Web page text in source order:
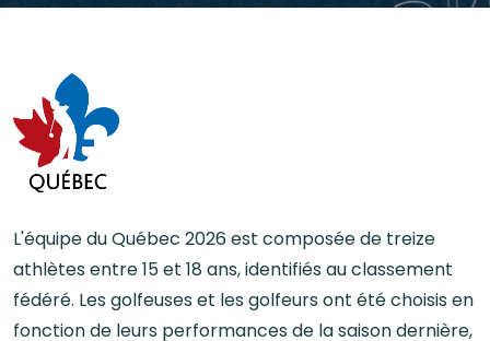
L'équipe du Québec 2026 est composée de treize
athlètes entre 15 et 18 ans, identifiés au classement
fédéré. Les golfeuses et les golfeurs ont été choisis en
fonction de leurs performances de la saison dernière,